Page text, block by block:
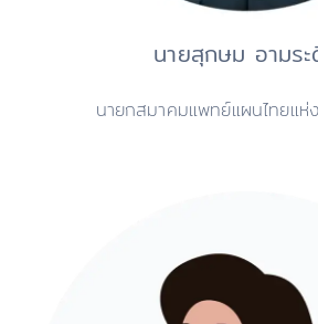
นายสุกษม อามร
นายกสมาคมแพทย์แผนไทยแห่ง